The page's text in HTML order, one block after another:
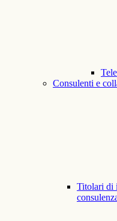
Consulenti e
Titolari di